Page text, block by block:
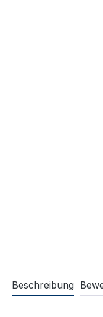
Beschreibung